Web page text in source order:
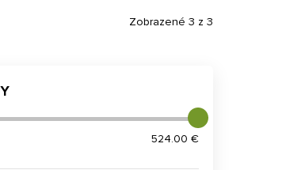
Zobrazené 3 z 3
524.00 €